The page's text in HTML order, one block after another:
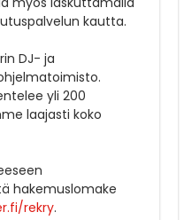
kautta.
DJ- ja
yli 200
laajasti koko
hakemuslomake
rekry.